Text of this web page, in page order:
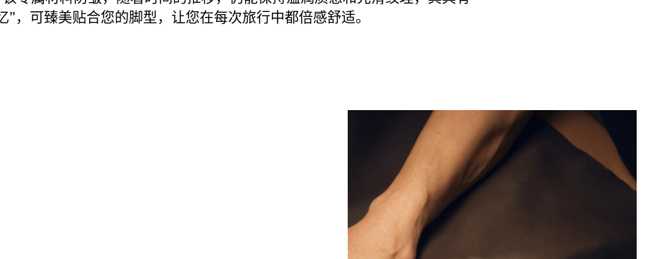
”，可臻美贴合您的脚型，让您在每次旅行中都倍感舒适。